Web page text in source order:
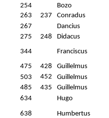
254
Bozo
263
237
Conradus
267
Dancius
275
248 Didacus
344
Franciscus
475
428 Guillelmus
503
452 Guillelmus
485
435 Guillelmus
634
Hugo
638 Humbertus